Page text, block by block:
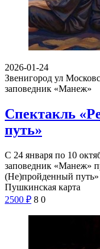
2026-01-24
Звенигород ул
заповедник «Манеж»
Спектакль
путь»
С 24 января по 10
заповедник «Манеж»
(Не)пройденный
Пушкинская карта
2500 ₽ 8 0